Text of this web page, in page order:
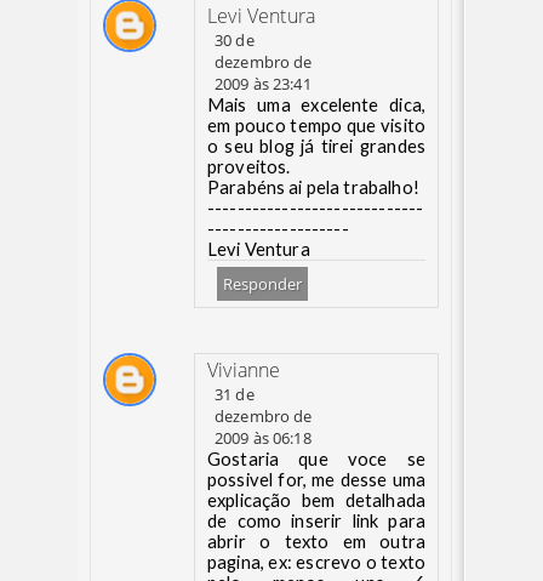
Levi Ventura
30 de
dezembro de
2009 às 23:41
Mais uma excelente dica,
em pouco tempo que visito
o seu blog já tirei grandes
proveitos.
Parabéns ai pela trabalho!
-----------------------------
-------------------
Levi Ventura
Responder
Vivianne
31 de
dezembro de
2009 às 06:18
Gostaria que voce se
possivel for, me desse uma
explicação bem detalhada
de como inserir link para
abrir o texto em outra
pagina, ex: escrevo o texto